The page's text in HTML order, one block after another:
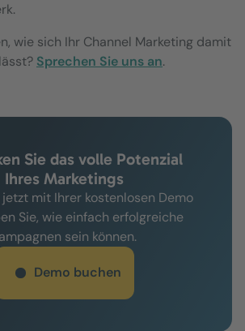
wie sich Ihr Channel Marketing damit
Sprechen Sie uns an.
Sie das volle Potenzial
Ihres Marketings
mit Ihrer kostenlosen Demo
Sie, wie einfach erfolgreiche
sein können.
Demo buchen